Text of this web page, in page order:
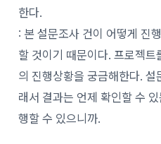
한다.
: 본 설문조사 건이 어떻게 진
할 것이기 때문이다. 프로젝
의 진행상황을 궁금해한다.
래서 결과는 언제 확인할 수
행할 수 있으니까.